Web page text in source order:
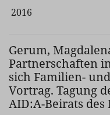
2016
Gerum,
Partnerschaften
sich Familien-
Vortrag. Tagung
AID:A-Beirats des